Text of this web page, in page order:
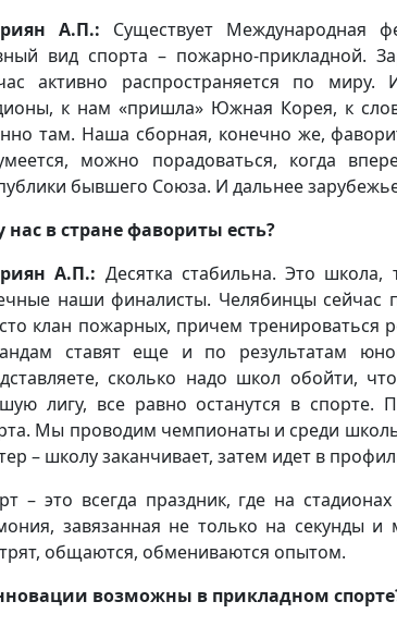
А.П.: Существует Международная
вид спорта – пожарно-прикладной.
активно распространяется по
к нам «пришла» Южная Корея, к
там. Наша сборная, конечно же,
можно порадоваться, когда
бывшего Союза. И дальнее
нас в стране фавориты есть?
А.П.: Десятка стабильна. Это
наши финалисты. Челябинцы сейчас
клан пожарных, причем тренироваться
ставят еще и по результатам
сколько надо школ обойти,
лигу, все равно останутся в спорте.
Мы проводим чемпионаты и среди
– школу заканчивает, затем идет в
– это всегда праздник, где на
завязанная не только на секунды
общаются, обмениваются опытом.
возможны в прикладном